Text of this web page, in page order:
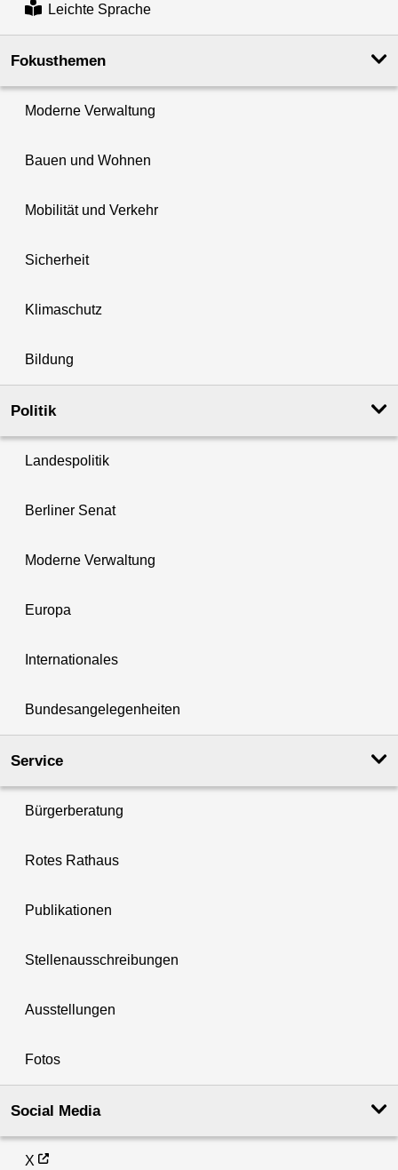
Leichte Sprache
Fokusthemen
Moderne Verwaltung
Bauen und Wohnen
Mobilität und Verkehr
Sicherheit
Klimaschutz
Bildung
Politik
Landespolitik
Berliner Senat
Moderne Verwaltung
Europa
Internationales
Bundesangelegenheiten
Service
Bürgerberatung
Rotes Rathaus
Publikationen
Stellenausschreibungen
Ausstellungen
Fotos
Social Media
X